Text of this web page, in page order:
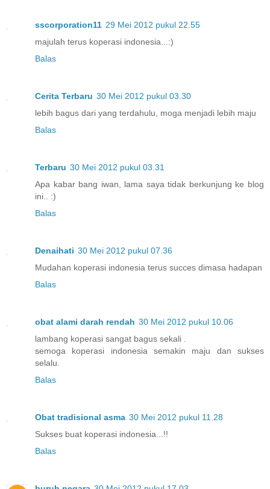
sscorporation11 29 Mei 2012 pukul 22.55
majulah terus koperasi indonesia...:)
Balas
Cerita Terbaru 30 Mei 2012 pukul 03.30
lebih bagus dari yang terdahulu, moga menjadi lebih maju
Balas
Terbaru 30 Mei 2012 pukul 03.31
Apa kabar bang iwan, lama saya tidak berkunjung ke blog
ini.. :)
Balas
Denaihati 30 Mei 2012 pukul 07.36
Mudahan koperasi indonesia terus succes dimasa hadapan
Balas
obat alami darah rendah 30 Mei 2012 pukul 10.06
lambang koperasi sangat bagus sekali .
semoga koperasi indonesia semakin maju dan sukses
selalu.
Balas
Obat tradisional asma 30 Mei 2012 pukul 11.28
Sukses buat koperasi indonesia...!!
Balas